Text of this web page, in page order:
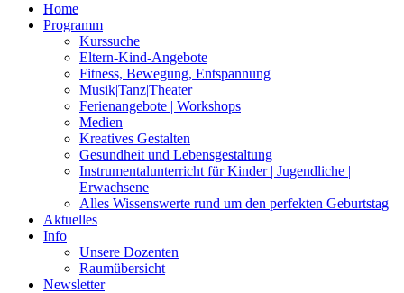
Home
Programm
Kurssuche
Eltern-Kind-Angebote
Fitness, Bewegung, Entspannung
Musik|Tanz|Theater
Ferienangebote | Workshops
Medien
Kreatives Gestalten
Gesundheit und Lebensgestaltung
Instrumentalunterricht für Kinder | Jugendliche |
Erwachsene
Alles Wissenswerte rund um den perfekten Geburtstag
Aktuelles
Info
Unsere Dozenten
Raumübersicht
Newsletter